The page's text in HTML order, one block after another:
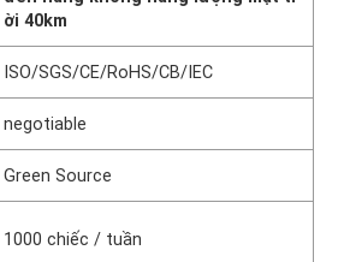
ời 40km
ISO/SGS/CE/RoHS/CB/IEC
negotiable
Green Source
1000 chiếc / tuần